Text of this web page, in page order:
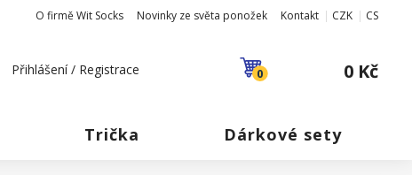
O firmě Wit Socks Novinky ze světa ponožek Kontakt CZK CS
Přihlášení / Registrace 0 0 Kč
Trička Dárkové sety